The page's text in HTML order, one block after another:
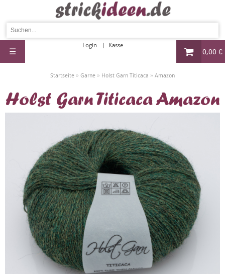
0,00 €
Login Kasse
☰
Startseite » Garne » Holst Garn Titicaca » Amazon
Holst Garn Titicaca Amazon